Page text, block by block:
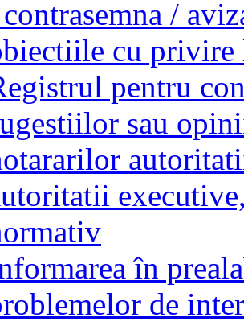
/
cu privire
pentru
sau
în
de